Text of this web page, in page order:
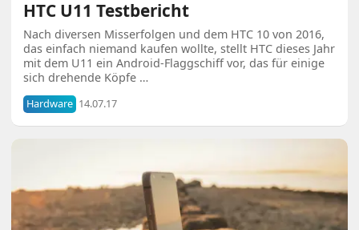
HTC U11 Testbericht
Nach diversen Misserfolgen und dem HTC 10 von 2016,
das einfach niemand kaufen wollte, stellt HTC dieses Jahr
mit dem U11 ein Android-Flaggschiff vor, das für einige
sich drehende Köpfe …
Hardware 14.07.17